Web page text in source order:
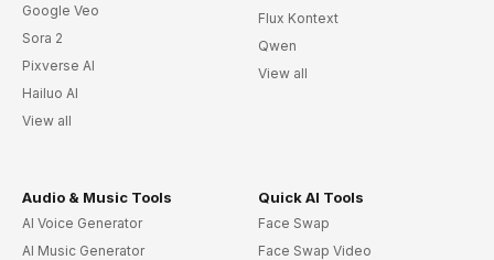
Google Veo
Sora 2
Pixverse AI
Hailuo AI
View all
Flux Kontext
Qwen
View all
Audio & Music Tools
AI Voice Generator
AI Music Generator
Quick AI Tools
Face Swap
Face Swap Video